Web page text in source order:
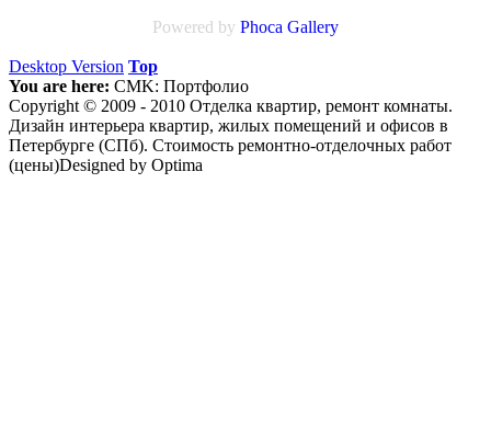
Powered by Phoca Gallery
Desktop Version Top
You are here: CMK: Портфолио
Copyright © 2009 - 2010 Отделка квартир, ремонт комнаты.
Дизайн интерьера квартир, жилых помещений и офисов в
Петербурге (СПб). Стоимость ремонтно-отделочных работ
(цены)Designed by Optima